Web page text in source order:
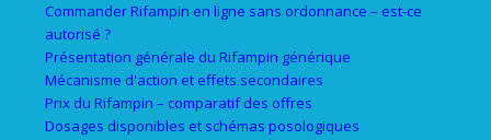
Commander Rifampin en ligne sans ordonnance – est-ce
autorisé ?
Présentation générale du Rifampin générique
Mécanisme d'action et effets secondaires
Prix du Rifampin – comparatif des offres
Dosages disponibles et schémas posologiques